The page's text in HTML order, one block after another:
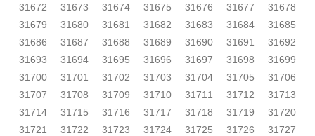
31672
31673 31674 31675 31676 31677
31678
31679
31680 31681 31682 31683 31684
31685
31686
31687 31688 31689 31690 31691
31692
31693
31694 31695 31696 31697 31698
31699
31700
31701 31702 31703 31704 31705
31706
31707
31708 31709 31710 31711 31712
31713
31714
31715 31716 31717 31718 31719
31720
31721
31722 31723 31724 31725 31726
31727